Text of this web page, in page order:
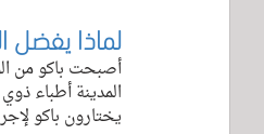
لماذا يفضل
أصبحت باكو من
المدينة أطباء
يختارون باكو